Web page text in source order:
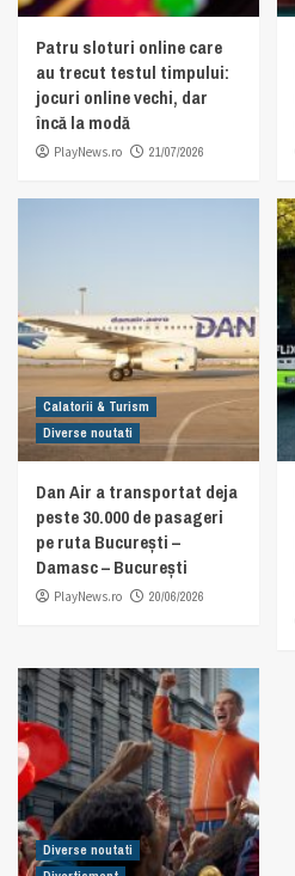
Patru sloturi online care
au trecut testul timpului:
jocuri online vechi, dar
încă la modă
PlayNews.ro 21/07/2026
Calatorii & Turism
Diverse noutati
Dan Air a transportat deja
peste 30.000 de pasageri
pe ruta București –
Damasc – București
PlayNews.ro 20/06/2026
Diverse noutati